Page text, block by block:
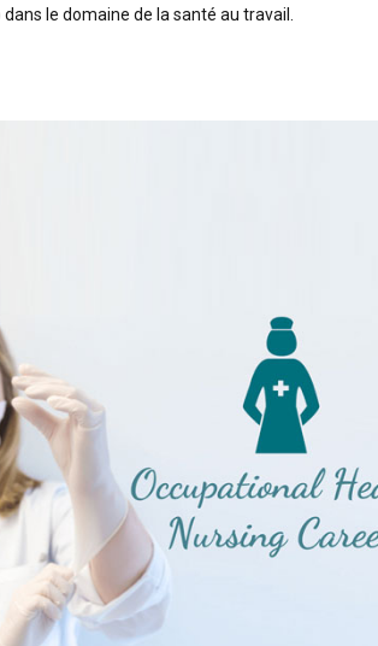
le domaine de la santé au travail.